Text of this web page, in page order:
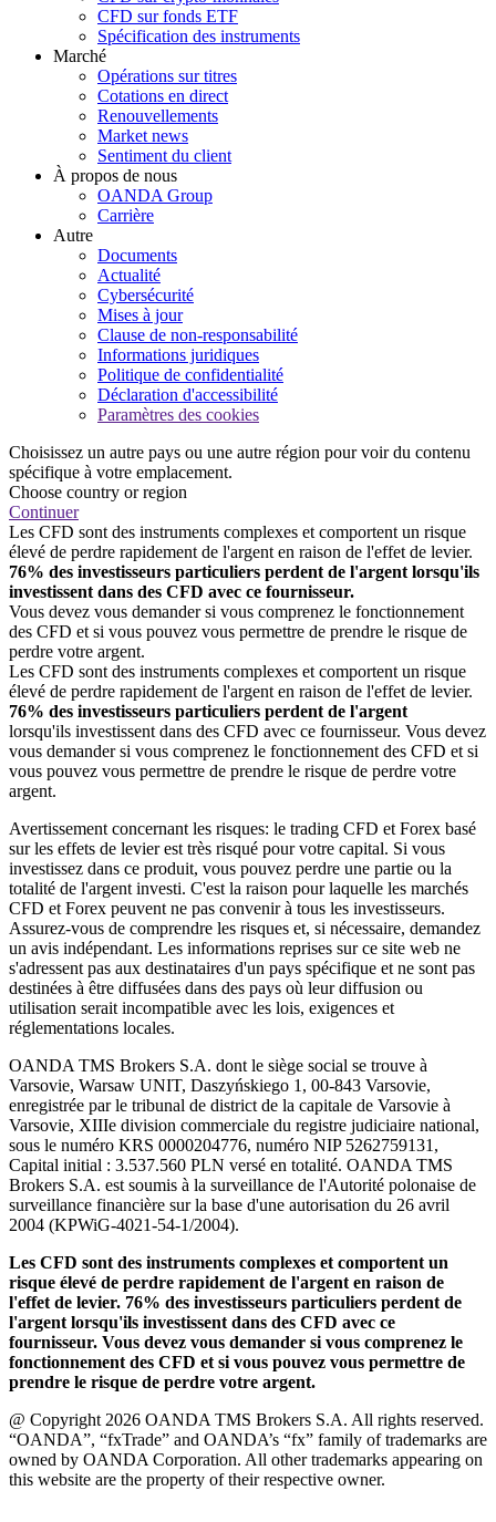
CFD sur fonds ETF
Spécification des instruments
Marché
Opérations sur titres
Cotations en direct
Renouvellements
Market news
Sentiment du client
À propos de nous
OANDA Group
Carrière
Autre
Documents
Actualité
Cybersécurité
Mises à jour
Clause de non-responsabilité
Informations juridiques
Politique de confidentialité
Déclaration d'accessibilité
Paramètres des cookies
Choisissez un autre pays ou une autre région pour voir du contenu
spécifique à votre emplacement.
Choose country or region
Continuer
Les CFD sont des instruments complexes et comportent un risque
élevé de perdre rapidement de l'argent en raison de l'effet de levier.
76% des investisseurs particuliers perdent de l'argent lorsqu'ils
investissent dans des CFD avec ce fournisseur.
Vous devez vous demander si vous comprenez le fonctionnement
des CFD et si vous pouvez vous permettre de prendre le risque de
perdre votre argent.
Les CFD sont des instruments complexes et comportent un risque
élevé de perdre rapidement de l'argent en raison de l'effet de levier.
76% des investisseurs particuliers perdent de l'argent
lorsqu'ils investissent dans des CFD avec ce fournisseur. Vous devez
vous demander si vous comprenez le fonctionnement des CFD et si
vous pouvez vous permettre de prendre le risque de perdre votre
argent.
Avertissement concernant les risques: le trading CFD et Forex basé
sur les effets de levier est très risqué pour votre capital. Si vous
investissez dans ce produit, vous pouvez perdre une partie ou la
totalité de l'argent investi. C'est la raison pour laquelle les marchés
CFD et Forex peuvent ne pas convenir à tous les investisseurs.
Assurez-vous de comprendre les risques et, si nécessaire, demandez
un avis indépendant. Les informations reprises sur ce site web ne
s'adressent pas aux destinataires d'un pays spécifique et ne sont pas
destinées à être diffusées dans des pays où leur diffusion ou
utilisation serait incompatible avec les lois, exigences et
réglementations locales.
OANDA TMS Brokers S.A. dont le siège social se trouve à
Varsovie, Warsaw UNIT, Daszyńskiego 1, 00-843 Varsovie,
enregistrée par le tribunal de district de la capitale de Varsovie à
Varsovie, XIIIe division commerciale du registre judiciaire national,
sous le numéro KRS 0000204776, numéro NIP 5262759131,
Capital initial : 3.537.560 PLN versé en totalité. OANDA TMS
Brokers S.A. est soumis à la surveillance de l'Autorité polonaise de
surveillance financière sur la base d'une autorisation du 26 avril
2004 (KPWiG-4021-54-1/2004).
Les CFD sont des instruments complexes et comportent un
risque élevé de perdre rapidement de l'argent en raison de
l'effet de levier. 76% des investisseurs particuliers perdent de
l'argent lorsqu'ils investissent dans des CFD avec ce
fournisseur. Vous devez vous demander si vous comprenez le
fonctionnement des CFD et si vous pouvez vous permettre de
prendre le risque de perdre votre argent.
@ Copyright 2026 OANDA TMS Brokers S.A. All rights reserved.
“OANDA”, “fxTrade” and OANDA’s “fx” family of trademarks are
owned by OANDA Corporation. All other trademarks appearing on
this website are the property of their respective owner.